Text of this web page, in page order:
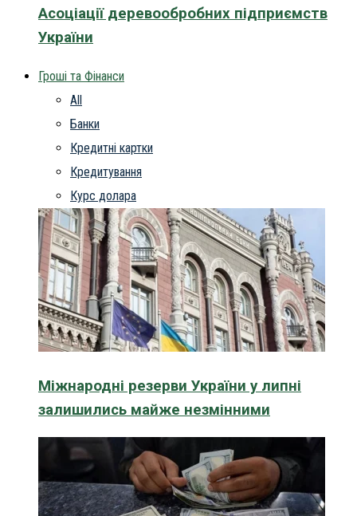
Асоціації деревообробних підприємств
України
Гроші та Фінанси
All
Банки
Кредитні картки
Кредитування
Курс долара
Міжнародні резерви України у липні
залишились майже незмінними